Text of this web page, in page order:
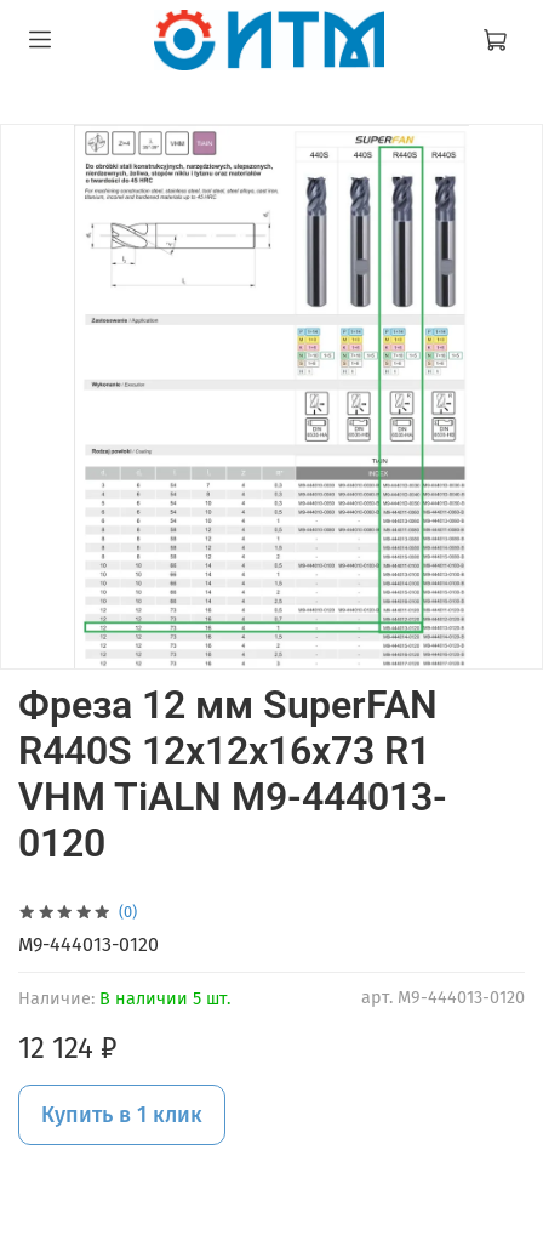
(0)
арт. M9-444013-0120
Наличие: В наличии 5 шт.
Фреза 12 мм SuperFAN
R440S 12x12x16x73 R1
VHM TiALN M9-444013-
0120
12 124 ₽
Купить в 1 клик
M9-444013-0120